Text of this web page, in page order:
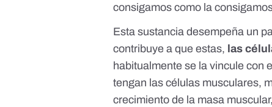
consigamos como la
Esta sustancia desempeña un
contribuye a que estas, las
habitualmente se la vincule con
tengan las células musculares,
crecimiento de la masa